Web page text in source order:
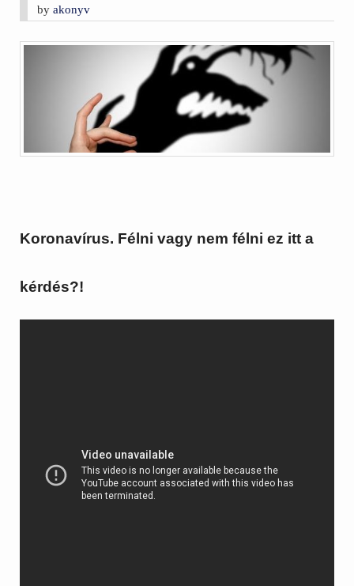
byakonyv
Koronavírus. Félni vagy nem félni ez itt a
kérdés?!